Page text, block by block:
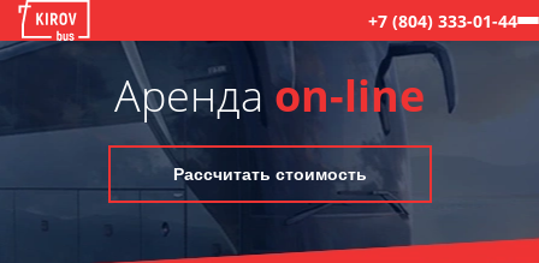
+7 (804) 333-01-44
Аренда on-line
Рассчитать стоимость